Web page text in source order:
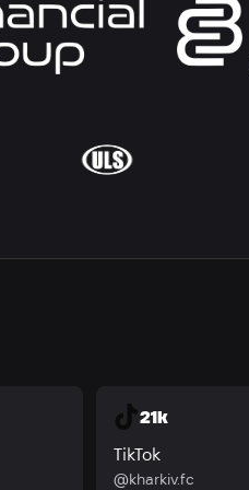
21k
TikTok
@kharkiv.fc